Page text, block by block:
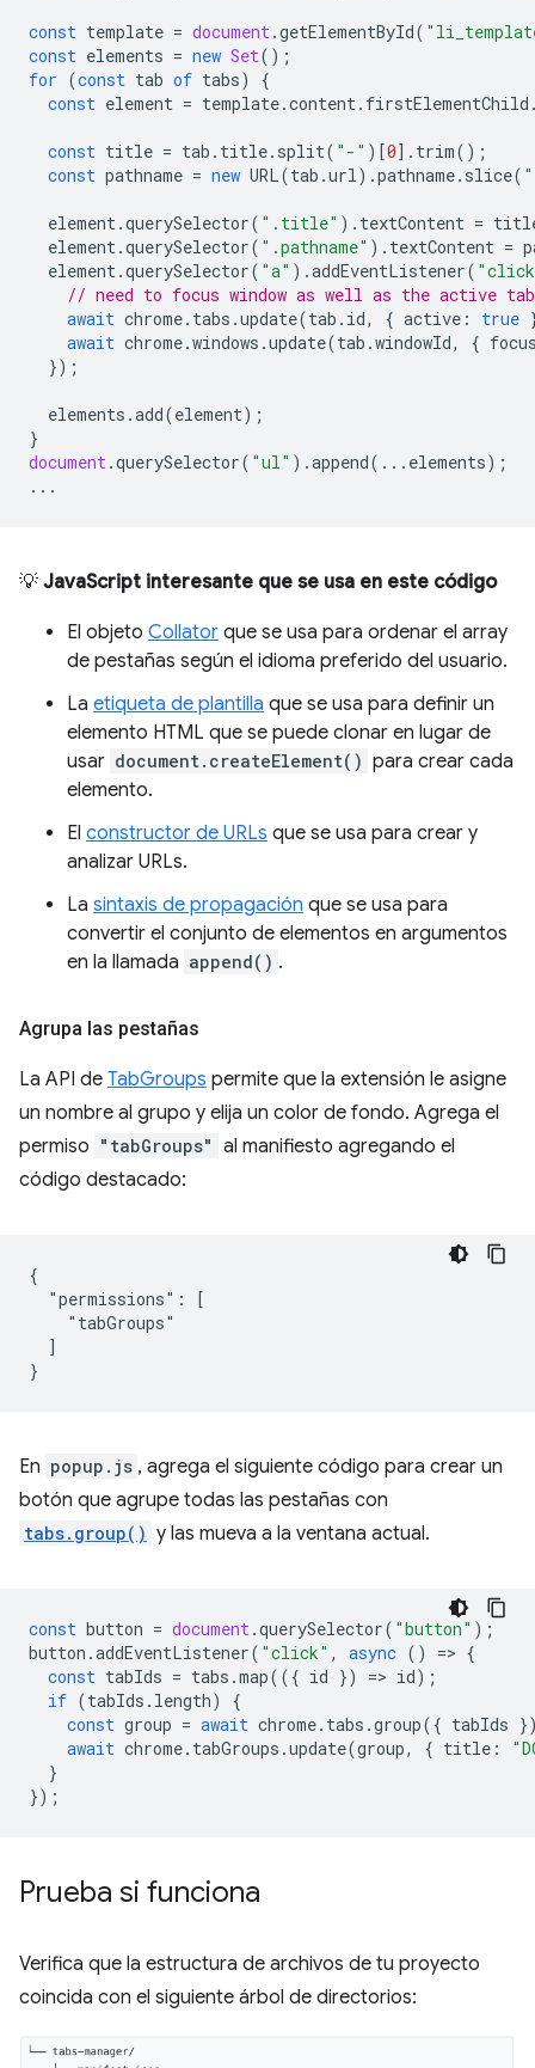
const template = document.getElementById(
const elements = new Set();
for (const tab of tabs)
{
const element = template.content. firstElementChild
const title = tab . title. split( "-" )[0]. trim();
const pathname = new URL(tab .url).pathname. slice(
element.querySelector( ".title" ). textContent =
element.querySelector( ".pathname" ). textContent =
element.querySelector( "a" ).addEventListener(
// need to focus window as well as the active tab
await chrome. tabs .update(tab . id, { active : true
await chrome.windows .update(tab .windowId, {
});
elements .add(element);
}
document.querySelector( "ul" ).append(... elements);
...
💡 JavaScript interesante que se usa en este código
El objeto Collator que se usa para ordenar el array
de pestañas según el idioma preferido del usuario.
La etiqueta de plantilla que se usa para definir un
elemento HTML que se puede clonar en lugar de
usar document.createElement() para crear cada
elemento.
El constructor de URLs que se usa para crear y
analizar URLs.
La sintaxis de propagación que se usa para
convertir el conjunto de elementos en argumentos
en la llamada append() .
Agrupa las pestañas
La API de TabGroups permite que la extensión le asigne
un nombre al grupo y elija un color de fondo. Agrega el
permiso "tabGroups" al manifiesto agregando el
código destacado:
{
  "permissions": [
    "tabGroups"
  ]
En popup.js , agrega el siguiente código para crear un
botón que agrupe todas las pestañas con
tabs.group() y las mueva a la ventana actual.
const button = document.querySelector( "button" );
button .addEventListener( "click" , async () => {
const tabIds = tabs .map(({ id }) => id);
if (tabIds . length)
{
const group = await chrome. tabs .group({ tabIds
await chrome. tabGroups .update(group, { title :
}
});
Prueba si funciona
Verifica que la estructura de archivos de tu proyecto
coincida con el siguiente árbol de directorios: